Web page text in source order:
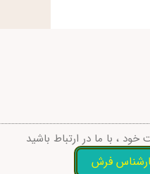
، با ما در ارتباط باشید
فرش